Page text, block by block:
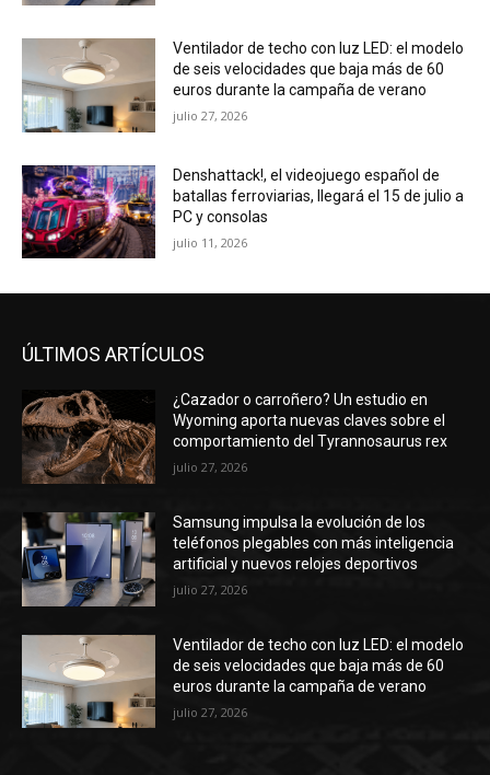
Ventilador de techo con luz LED: el modelo
de seis velocidades que baja más de 60
euros durante la campaña de verano
julio 27, 2026
Denshattack!, el videojuego español de
batallas ferroviarias, llegará el 15 de julio a
PC y consolas
julio 11, 2026
ÚLTIMOS ARTÍCULOS
¿Cazador o carroñero? Un estudio en
Wyoming aporta nuevas claves sobre el
comportamiento del Tyrannosaurus rex
julio 27, 2026
Samsung impulsa la evolución de los
teléfonos plegables con más inteligencia
artificial y nuevos relojes deportivos
julio 27, 2026
Ventilador de techo con luz LED: el modelo
de seis velocidades que baja más de 60
euros durante la campaña de verano
julio 27, 2026